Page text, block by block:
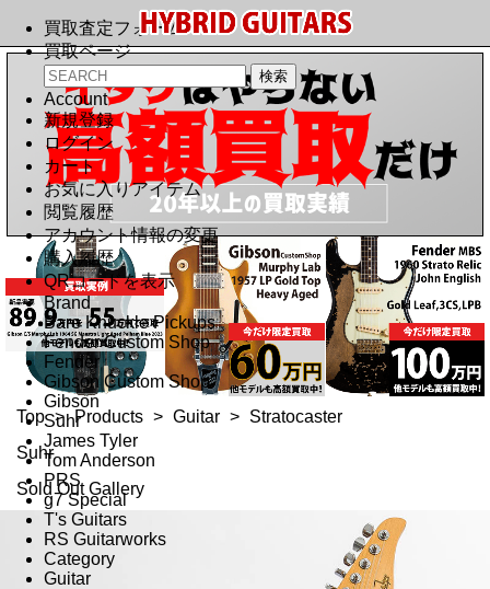
買取査定フォーム
買取ページ
Account
新規登録
ログイン
カート
お気に入りアイテム
閲覧履歴
アカウント情報の変更
購入履歴
QRコードを表示
Brand
Bare Knuckle Pickups
Fender Custom Shop
Fender
Gibson Custom Shop
Gibson
Suhr
James Tyler
Tom Anderson
PRS
g7 Special
T's Guitars
RS Guitarworks
Category
Guitar
Top > Products > Guitar > Stratocaster
Suhr
Sold Out Gallery